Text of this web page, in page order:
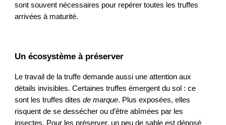
sont souvent nécessaires pour repérer toutes les truffes
arrivées à maturité.
Un écosystème à préserver
Le travail de la truffe demande aussi une attention aux
détails invisibles. Certaines truffes émergent du sol : ce
sont les truffes ditesde marque. Plus exposées, elles
risquent de se dessécher ou d’être abîmées par les
insectes. Pour les préserver, un peu de sable est déposé